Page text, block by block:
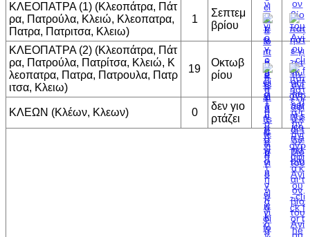
ΚΛΕΟΠΑΤΡΑ (1) (Κλεοπάτρα, Πάτ
ρα, Πατρούλα, Κλειώ, Κλεοπατρα,
Πατρα, Πατριτσα, Κλειω)
1
Σεπτεμ
βρίου
ΚΛΕΟΠΑΤΡΑ (2) (Κλεοπάτρα, Πάτ
ρα, Πατρούλα, Πατρίτσα, Κλειώ, Κ
λεοπατρα, Πατρα, Πατρουλα, Πατρ
ιτσα, Κλειω)
19
Οκτωβ
ρίου
ΚΛΕΩΝ (Κλέων, Κλεων) 0
δεν γιο
ρτάζει